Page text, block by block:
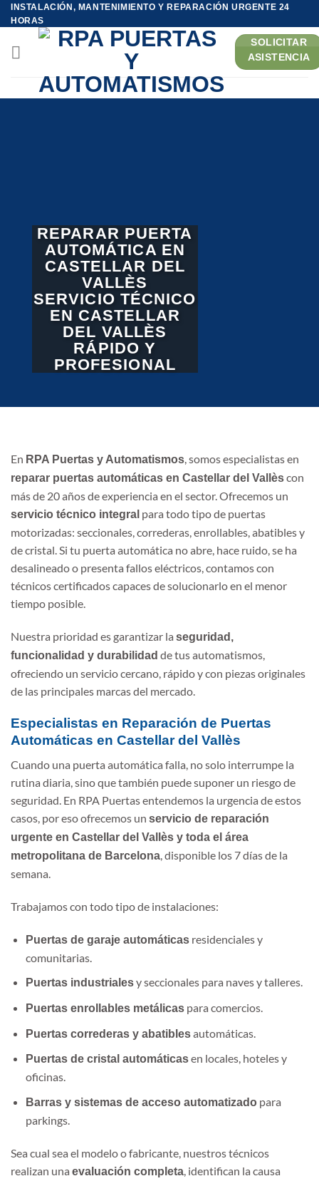
Saltar
al
contenido
INSTALACIÓN, MANTENIMIENTO Y REPARACIÓN URGENTE 24
HORAS
SOLICITAR
ASISTENCIA
REPARAR PUERTA
AUTOMÁTICA EN
CASTELLAR DEL
VALLÈS
SERVICIO TÉCNICO
EN CASTELLAR
DEL VALLÈS
RÁPIDO Y
PROFESIONAL
En RPA Puertas y Automatismos, somos especialistas en
reparar puertas automáticas en Castellar del Vallèscon
más de 20 años de experiencia en el sector. Ofrecemos un
servicio técnico integral para todo tipo de puertas
motorizadas: seccionales, correderas, enrollables, abatibles y
de cristal. Si tu puerta automática no abre, hace ruido, se ha
desalineado o presenta fallos eléctricos, contamos con
técnicos certificados capaces de solucionarlo en el menor
tiempo posible.
Nuestra prioridad es garantizar la seguridad,
funcionalidad y durabilidad de tus automatismos,
ofreciendo un servicio cercano, rápido y con piezas originales
de las principales marcas del mercado.
Especialistas en Reparación de Puertas
Automáticas en Castellar del Vallès
Cuando una puerta automática falla, no solo interrumpe la
rutina diaria, sino que también puede suponer un riesgo de
seguridad. En RPA Puertas entendemos la urgencia de estos
casos, por eso ofrecemos un servicio de reparación
urgente en Castellar del Vallès y toda el área
metropolitana de Barcelona, disponible los 7 días de la
semana.
Trabajamos con todo tipo de instalaciones:
Puertas de garaje automáticasresidenciales y
comunitarias.
Puertas industrialesy seccionales para naves y talleres.
Puertas enrollables metálicaspara comercios.
Puertas correderas y abatiblesautomáticas.
Puertas de cristal automáticasen locales, hoteles y
oficinas.
Barras y sistemas de acceso automatizadopara
parkings.
Sea cual sea el modelo o fabricante, nuestros técnicos
realizan una evaluación completa , identifican la causa